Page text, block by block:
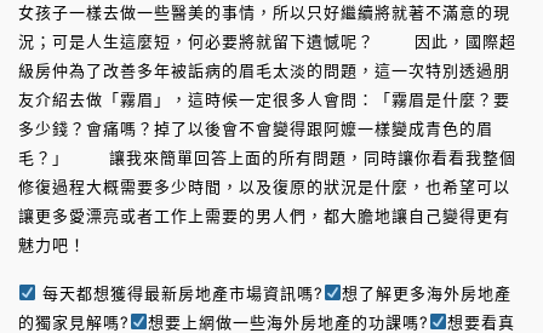
女孩子一樣去做一些醫美的事情，所以只好繼續將就著不滿意的現
況；可是人生這麼短，何必要將就留下遺憾呢？ 因此，國際超
級房仲為了改善多年被詬病的眉毛太淡的問題，這一次特別透過朋
友介紹去做「霧眉」，這時候一定很多人會問：「霧眉是什麼？要
多少錢？會痛嗎？掉了以後會不會變得跟阿嬤一樣變成青色的眉
毛？」 讓我來簡單回答上面的所有問題，同時讓你看看我整個
修復過程大概需要多少時間，以及復原的狀況是什麼，也希望可以
讓更多愛漂亮或者工作上需要的男人們，都大膽地讓自己變得更有
魅力吧！
每天都想獲得最新房地產市場資訊嗎?
想了解更多海外房地產
的獨家見解嗎?
想要上網做一些海外房地產的功課嗎?
想要看真